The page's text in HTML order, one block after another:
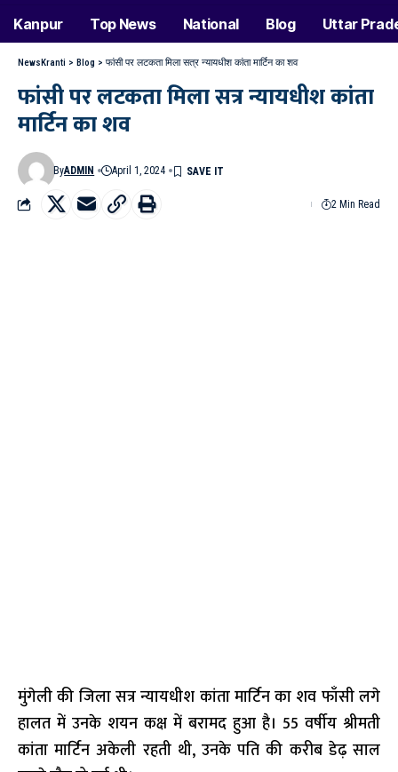
Kanpur Top News National Blog Uttar
NewsKranti > Blog > फांसी पर लटकता मिला सत्र न्यायधीश कांता मार्टिन का शव
फांसी पर लटकता मिला सत्र न्यायधीश कांता
मार्टिन का शव
ByADMIN April 1, 2024
2 Min Read
मुंगेलीकी जिला सत्र न्यायधीश कांता मार्टिन का शव फाँसी लगे
हालत में उनके शयन कक्ष में बरामद हुआ है। 55 वर्षीय श्रीमती
कांता मार्टिन अकेली रहती थी, उनके पति की करीब डेढ़ साल